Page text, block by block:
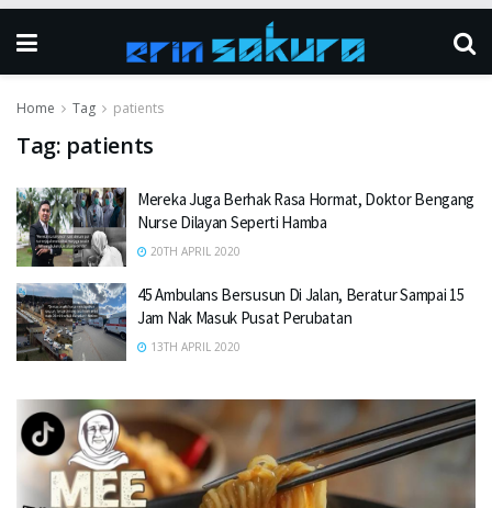
Home Tag patients
Tag: patients
Mereka Juga Berhak Rasa Hormat, Doktor Bengang
Nurse Dilayan Seperti Hamba
20TH APRIL 2020
45 Ambulans Bersusun Di Jalan, Beratur Sampai 15
Jam Nak Masuk Pusat Perubatan
13TH APRIL 2020